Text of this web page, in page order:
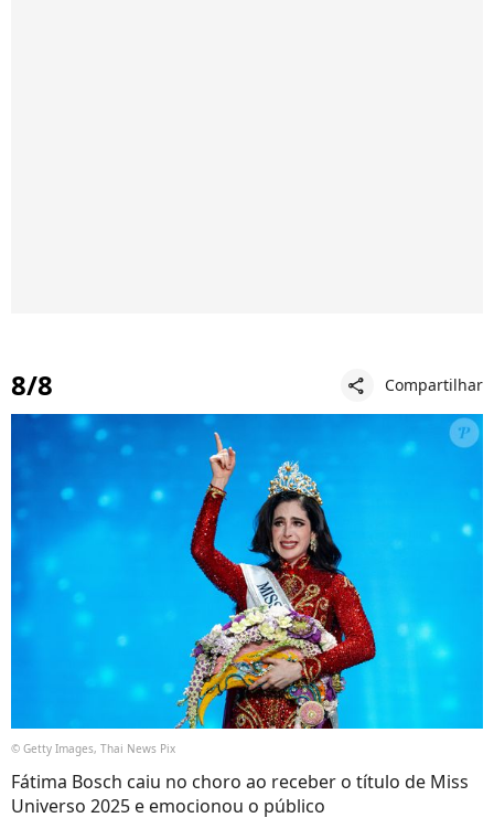
8/8 share Compartilhar
© Getty Images, Thai News Pix
Fátima Bosch caiu no choro ao receber o título de Miss
Universo 2025 e emocionou o público